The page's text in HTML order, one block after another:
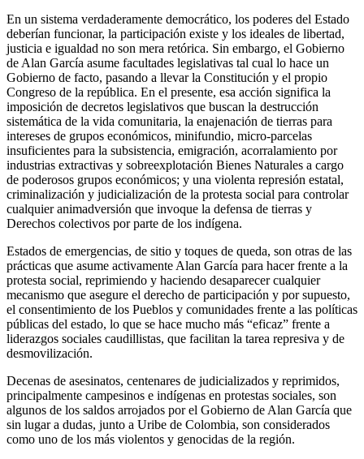
En un sistema verdaderamente democrático, los poderes del Estado
deberían funcionar, la participación existe y los ideales de libertad,
justicia e igualdad no son mera retórica. Sin embargo, el Gobierno
de Alan García asume facultades legislativas tal cual lo hace un
Gobierno de facto, pasando a llevar la Constitución y el propio
Congreso de la república. En el presente, esa acción significa la
imposición de decretos legislativos que buscan la destrucción
sistemática de la vida comunitaria, la enajenación de tierras para
intereses de grupos económicos, minifundio, micro-parcelas
insuficientes para la subsistencia, emigración, acorralamiento por
industrias extractivas y sobreexplotación Bienes Naturales a cargo
de poderosos grupos económicos; y una violenta represión estatal,
criminalización y judicialización de la protesta social para controlar
cualquier animadversión que invoque la defensa de tierras y
Derechos colectivos por parte de los indígena.
Estados de emergencias, de sitio y toques de queda, son otras de las
prácticas que asume activamente Alan García para hacer frente a la
protesta social, reprimiendo y haciendo desaparecer cualquier
mecanismo que asegure el derecho de participación y por supuesto,
el consentimiento de los Pueblos y comunidades frente a las políticas
públicas del estado, lo que se hace mucho más “eficaz” frente a
liderazgos sociales caudillistas, que facilitan la tarea represiva y de
desmovilización.
Decenas de asesinatos, centenares de judicializados y reprimidos,
principalmente campesinos e indígenas en protestas sociales, son
algunos de los saldos arrojados por el Gobierno de Alan García que
sin lugar a dudas, junto a Uribe de Colombia, son considerados
como uno de los más violentos y genocidas de la región.